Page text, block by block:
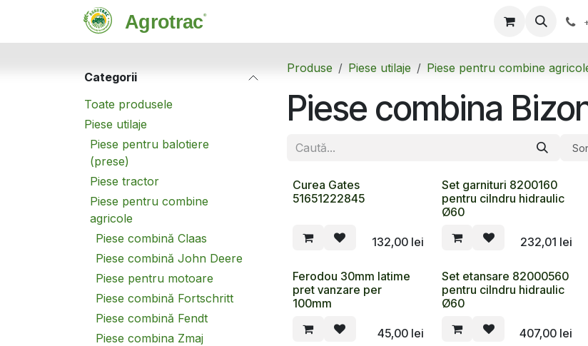
Categorii
Toate produsele
Piese utilaje
Piese pentru balotiere
(prese)
Piese tractor
Piese pentru combine
agricole
Piese combină Claas
Piese combină John Deere
Piese pentru motoare
Piese combină Fortschritt
Piese combină Fendt
Piese combina Zmaj
Produse Piese utilaje Piese pentru combine
Piese combina
Curea Gates
51651222845
132,00lei
Set garnituri 8200160
pentru cilndru hidraulic
Ø60
232,01 lei
Ferodou 30mm latime
pret vanzare per
100mm
45,00lei
Set etansare 82000560
pentru cilndru hidraulic
Ø60
407,00 lei